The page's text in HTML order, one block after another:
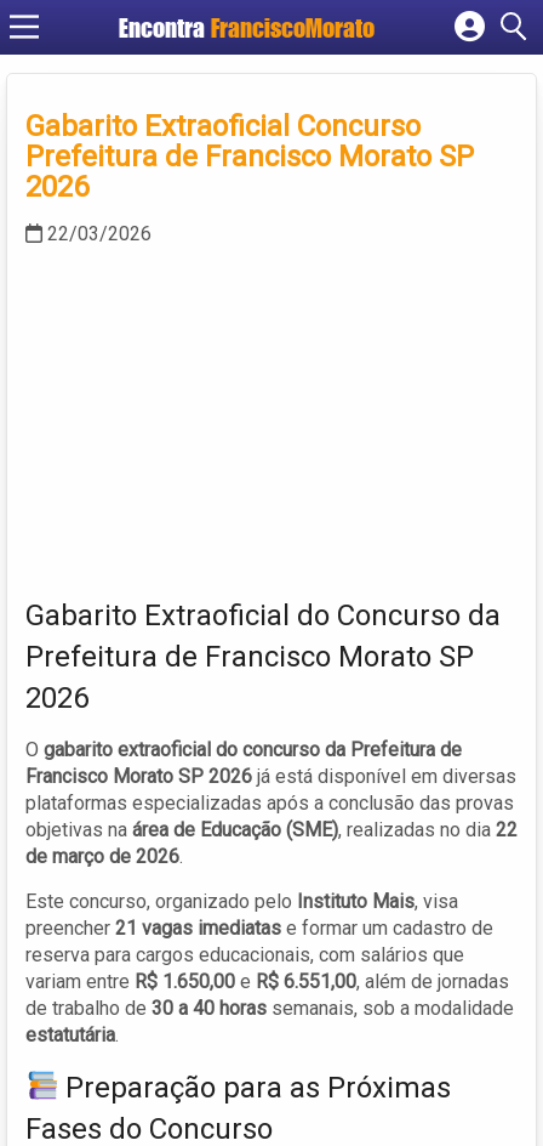
Encontra FranciscoMorato
Cadastrar empresa
Criar conta
Gabarito Extraoficial Concurso
Prefeitura de Francisco Morato SP
2026
22/03/2026
Gabarito Extraoficial do Concurso da
Prefeitura de Francisco Morato SP
2026
O gabarito extraoficial do concurso da Prefeitura de
Francisco Morato SP 2026 já está disponível em diversas
plataformas especializadas após a conclusão das provas
objetivas na área de Educação (SME), realizadas no dia 22
de março de 2026.
Este concurso, organizado pelo Instituto Mais, visa
preencher 21 vagas imediatas e formar um cadastro de
reserva para cargos educacionais, com salários que
variam entre R$ 1.650,00 e R$ 6.551,00, além de jornadas
de trabalho de 30 a 40 horas semanais, sob a modalidade
estatutária.
Preparação para as Próximas
Fases do Concurso